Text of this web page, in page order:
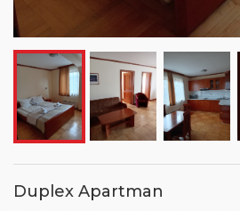
Duplex Apartman